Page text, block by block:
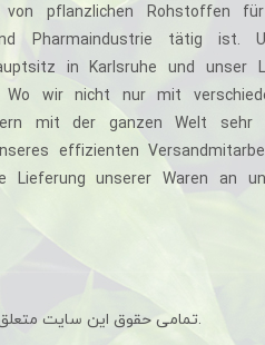
pflanzlichen Rohstoffen
Pharmaindustrie tätig ist.
in Karlsruhe und unser
Wo wir nicht nur mit
mit der ganzen Welt sehr
effizienten
Lieferung unserer Waren an
تمامی حقوق این سایت متعلق به مجموعه آرین پلنت می باشد.